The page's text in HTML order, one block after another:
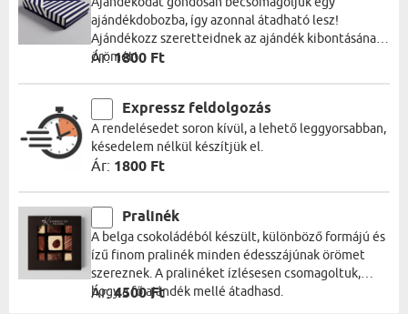
ajándékdobozba, így azonnal átadható lesz!
Ajándékozz szeretteidnek az ajándék kibontásának
örömét!
Ár:1800 Ft
Expressz feldolgozás
A rendelésedet soron kívül, a lehető leggyorsabban,
késedelem nélkül készítjük el.
Ár: 1800 Ft
Pralinék
A belga csokoládéból készült, különböző formájú és
ízű finom pralinék minden édesszájúnak örömet
szereznek. A pralinéket ízlésesen csomagoltuk,
hogy a fő ajándék mellé átadhasd.
Ár:4500 Ft